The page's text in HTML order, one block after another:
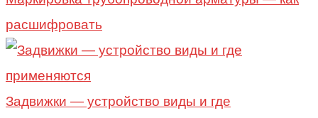
расшифровать
Задвижки — устройство виды и где